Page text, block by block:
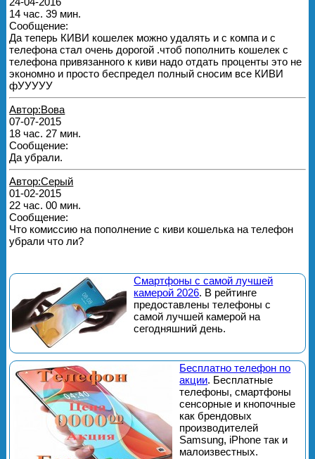
14 час. 39 мин.
Сообщение:
Да теперь КИВИ кошелек можно удалять и с компа и с
телефона стал очень дорогой .чтоб пополнить кошелек с
телефона привязанного к киви надо отдать проценты это не
экономно и просто беспредел полный сносим все КИВИ
фУУУУУ
Автор:Вова
07-07-2015
18 час. 27 мин.
Сообщение:
Да убрали.
Автор:Серый
01-02-2015
22 час. 00 мин.
Сообщение:
Что комиссию на пополнение с киви кошелька на телефон
убрали что ли?
Смартфоны с самой лучшей
камерой 2026. В рейтинге
предоставлены телефоны с
самой лучшей камерой на
сегодняшний день.
Бесплатно телефон по
акции. Бесплатные
телефоны, смартфоны
сенсорные и кнопочные
как брендовых
производителей
Samsung, iPhone так и
малоизвестных.